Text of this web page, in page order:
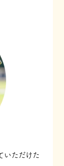
いただけた